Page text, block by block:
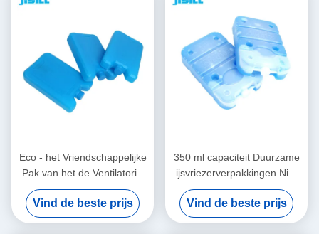
Eco - het Vriendschappelijke
Pak van het de Ventilatorijs
van de Voedselrang
Opnieuw te gebruiken met
Harde Shell-Kunststoffen
Vind de beste prijs
350 ml capaciteit Duurzame
ijsvriezerverpakkingen Niet
giftig voor ijsmandje Voor
voedsel bevroren
Vind de beste prijs